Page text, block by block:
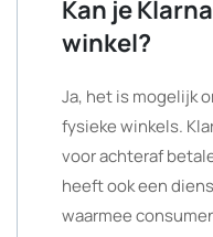
Kan je
winkel?
Ja, het is mogelijk
fysieke winkels.
voor achteraf
heeft ook een
waarmee